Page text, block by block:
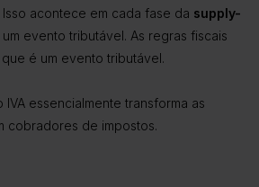
acontece em cada fase da supply-
evento tributável. As regras fiscais
é um evento tributável.
IVA essencialmente transforma as
cobradores de impostos.